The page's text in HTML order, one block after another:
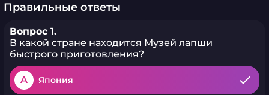
Правильные ответы
Вопрос 1.
В какой стране находится Музей лапши
быстрого приготовления?
A Япония